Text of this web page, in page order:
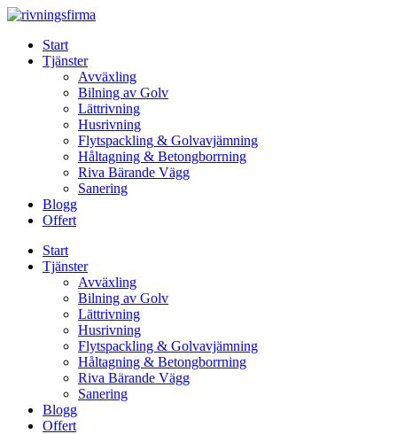
Skip
contentStart
Tjänster
Avväxling
Bilning av Golv
Lättrivning
Husrivning
Flytspackling & Golvavjämning
Håltagning & Betongborrning
Riva Bärande Vägg
Sanering
Blogg
Offert
Start
Tjänster
Avväxling
Bilning av Golv
Lättrivning
Husrivning
Flytspackling & Golvavjämning
Håltagning & Betongborrning
Riva Bärande Vägg
Sanering
Blogg
Offert